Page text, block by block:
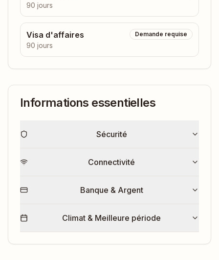
90 jours
Visa d'affaires
90 jours
Demande requise
Informations essentielles
Sécurité
Connectivité
Banque & Argent
Climat & Meilleure période